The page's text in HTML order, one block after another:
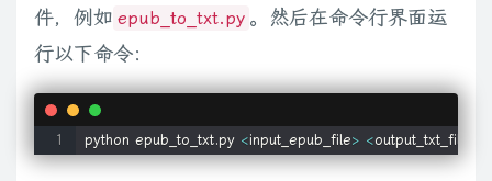
# epub文件路径和输出txt文件路径
    txt_file
    txt_content
= epub_to_txt(epub_file)
件，例如 epub_to_txt.py 。然后在命令行界面运
行以下命令：
python epub_to_txt.py <input_epub_file> <output_txt_file